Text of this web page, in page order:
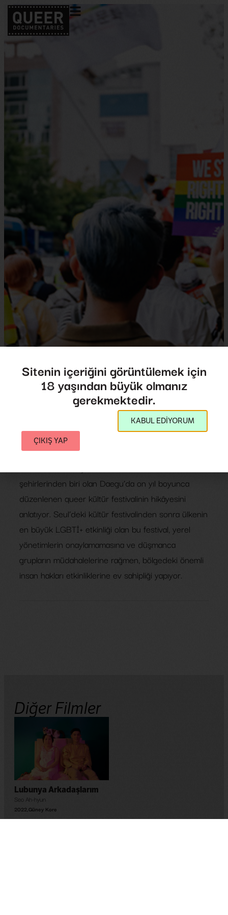
Kuir053
Yönetmen:Emmanuel Moon-Chil PARK
2019,Güney Kore
şehirlerinden biri olan Daegu’da on yıl boyunca
düzenlenen queer kültür festivalinin hikâyesini
anlatıyor. Seul’deki kültür festivalinden sonra ülkenin
en büyük LGBTİ+ etkinliği olan bu festival, yerel
yönetimlerin onaylamamasına ve düşmanca
grupların müdahalelerine rağmen, bölgedeki önemli
insan hakları etkinliklerine ev sahipliği yapıyor.
Diğer Filmler
Lubunya Arkadaşlarım
Seo Ah-hyun
2022,Güney Kore
Sitenin içeriğini görüntülemek için
18 yaşından büyük olmanız
gerekmektedir.
KABUL EDİYORUM
ÇIKIŞ YAP